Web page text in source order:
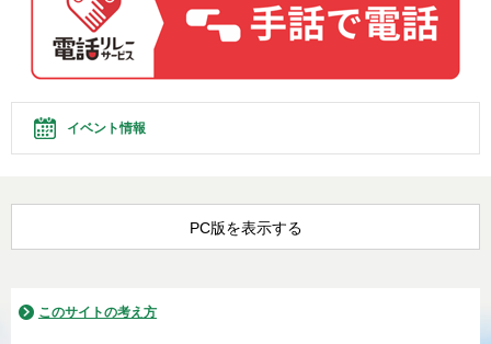
イベント情報
PC版を表示する
このサイトの考え方